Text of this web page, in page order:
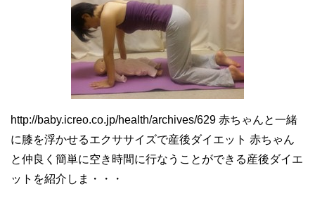
http://baby.icreo.co.jp/health/archives/629 赤ちゃんと一緒
に膝を浮かせるエクササイズで産後ダイエット 赤ちゃん
と仲良く簡単に空き時間に行なうことができる産後ダイエ
ットを紹介しま・・・